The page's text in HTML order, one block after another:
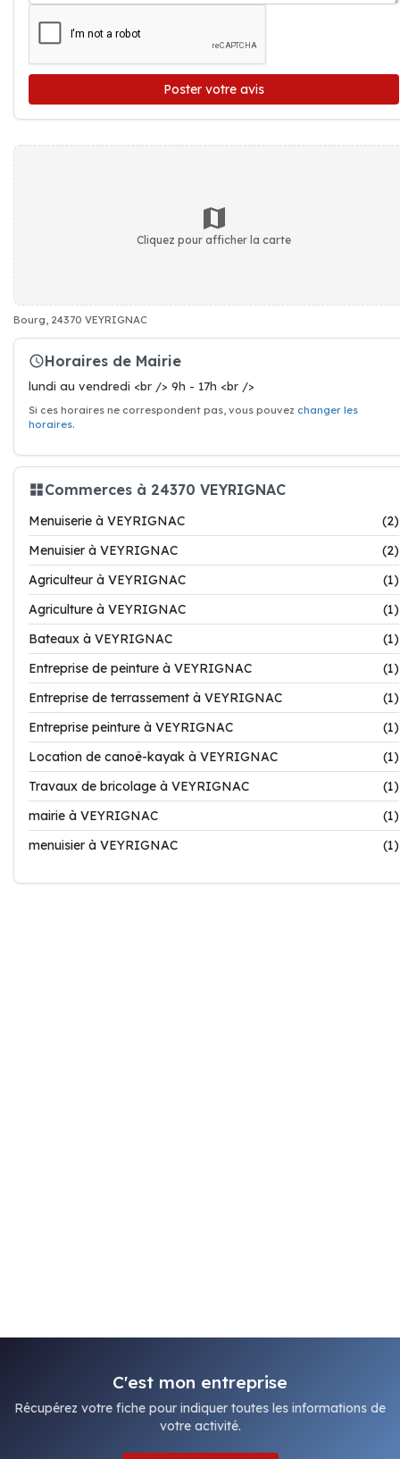
Poster votre avis
Cliquez pour afficher la carte
Bourg, 24370 VEYRIGNAC
Horaires de Mairie
lundi au vendredi <br /> 9h - 17h <br />
Si ces horaires ne correspondent pas, vous pouvez changer les
horaires.
Commerces à 24370 VEYRIGNAC
Menuiserie à VEYRIGNAC
(2)
Menuisier à VEYRIGNAC
(2)
Agriculteur à VEYRIGNAC
(1)
Agriculture à VEYRIGNAC
(1)
Bateaux à VEYRIGNAC
(1)
Entreprise de peinture à VEYRIGNAC
(1)
Entreprise de terrassement à VEYRIGNAC
(1)
Entreprise peinture à VEYRIGNAC
(1)
Location de canoë-kayak à VEYRIGNAC
(1)
Travaux de bricolage à VEYRIGNAC
(1)
mairie à VEYRIGNAC
(1)
menuisier à VEYRIGNAC
(1)
C'est mon entreprise
Récupérez votre fiche pour indiquer toutes les informations de
votre activité.